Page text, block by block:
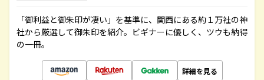
「御利益と御朱印が凄い」を基準に、関西にある約１万社の神
社から厳選して御朱印を紹介。ビギナーに優しく、ツウも納得
の一冊。
詳細を見る